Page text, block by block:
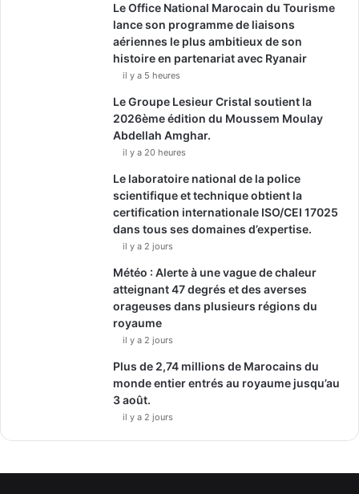
Le Office National Marocain du Tourisme
lance son programme de liaisons
aériennes le plus ambitieux de son
histoire en partenariat avec Ryanair
il y a 5 heures
Le Groupe Lesieur Cristal soutient la
2026ème édition du Moussem Moulay
Abdellah Amghar.
il y a 20 heures
Le laboratoire national de la police
scientifique et technique obtient la
certification internationale ISO/CEI 17025
dans tous ses domaines d’expertise.
il y a 2 jours
Météo : Alerte à une vague de chaleur
atteignant 47 degrés et des averses
orageuses dans plusieurs régions du
royaume
il y a 2 jours
Plus de 2,74 millions de Marocains du
monde entier entrés au royaume jusqu’au
3 août.
il y a 2 jours